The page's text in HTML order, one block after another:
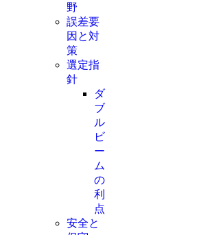
野
誤差要
因と対
策
選定指
針
ダ
ブ
ル
ビ
ー
ム
の
利
点
安全と